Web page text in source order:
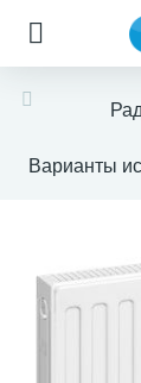
Варианты